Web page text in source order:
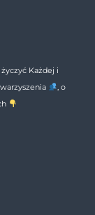
Każdej i
, o